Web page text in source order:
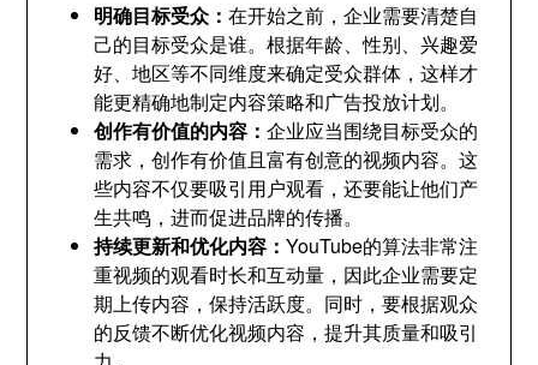
明确目标受众：在开始之前，企业需要清楚自
己的目标受众是谁。根据年龄、性别、兴趣爱
好、地区等不同维度来确定受众群体，这样才
能更精确地制定内容策略和广告投放计划。
创作有价值的内容：企业应当围绕目标受众的
需求，创作有价值且富有创意的视频内容。这
些内容不仅要吸引用户观看，还要能让他们产
生共鸣，进而促进品牌的传播。
持续更新和优化内容：YouTube的算法非常注
重视频的观看时长和互动量，因此企业需要定
期上传内容，保持活跃度。同时，要根据观众
的反馈不断优化视频内容，提升其质量和吸引